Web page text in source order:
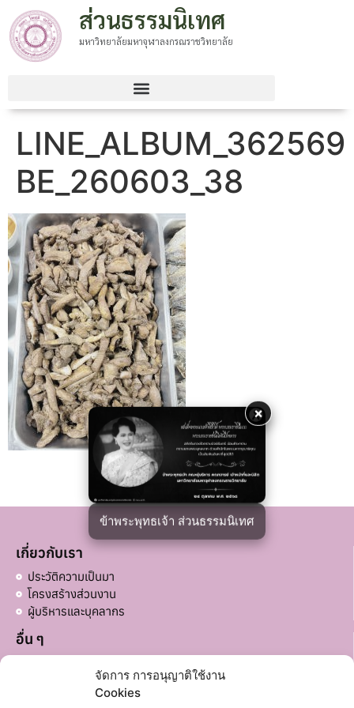
จัดการ การอนุญาติใช้งาน
Cookies
×
ข้าพระพุทธเจ้า ส่วนธรรมนิเทศ
ส่วนธรรมนิเทศ
มหาวิทยาลัยมหาจุฬาลงกรณราชวิทยาลัย
LINE_ALBUM_362569
BE_260603_38
เกี่ยวกับเรา
ประวัติความเป็นมา
โครงสร้างส่วนงาน
ผู้บริหารและบุคลากร
อื่น ๆ
ลิงก์ที่เกี่ยวข้อง